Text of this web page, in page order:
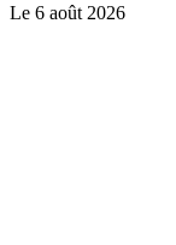
Le 6 août 2026